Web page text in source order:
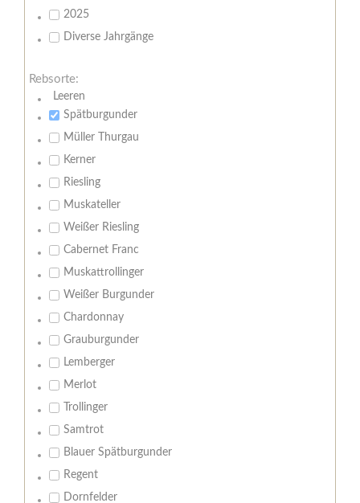
2025
Diverse Jahrgänge
Rebsorte:
Leeren
Spätburgunder
Müller Thurgau
Kerner
Riesling
Muskateller
Weißer Riesling
Cabernet Franc
Muskattrollinger
Weißer Burgunder
Chardonnay
Grauburgunder
Lemberger
Merlot
Trollinger
Samtrot
Blauer Spätburgunder
Regent
Dornfelder